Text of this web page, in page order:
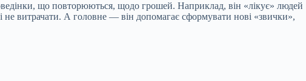
що повторюються, щодо грошей. Наприклад, він «лікує» людей
не витрачати. А головне — він допомагає сформувати нові «звички»,